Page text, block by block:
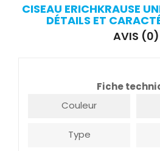
CISEAU ERICHKRAUSE
DÉTAILS ET
AVIS (0)
Fiche
Couleur
Type